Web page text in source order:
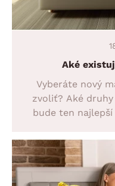
Aké
Vyberáte nový
zvoliť? Aké
bude ten najlepší
matracov, ktoré si